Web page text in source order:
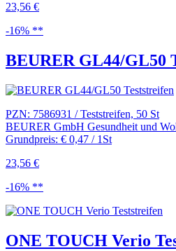
23,56 €
-16% **
BEURER GL44/GL50
PZN: 7586931 / Teststreifen, 50 St
BEURER GmbH Gesundheit und
Grundpreis: € 0,47 / 1St
23,56 €
-16% **
ONE TOUCH Verio